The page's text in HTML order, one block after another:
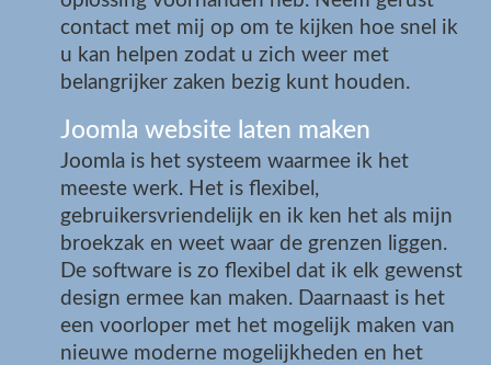
contact met mij op om te kijken hoe snel ik
u kan helpen zodat u zich weer met
belangrijker zaken bezig kunt houden.
Joomla website laten maken
Joomla is het systeem waarmee ik het
meeste werk. Het is flexibel,
gebruikersvriendelijk en ik ken het als mijn
broekzak en weet waar de grenzen liggen.
De software is zo flexibel dat ik elk gewenst
design ermee kan maken. Daarnaast is het
een voorloper met het mogelijk maken van
nieuwe moderne mogelijkheden en het